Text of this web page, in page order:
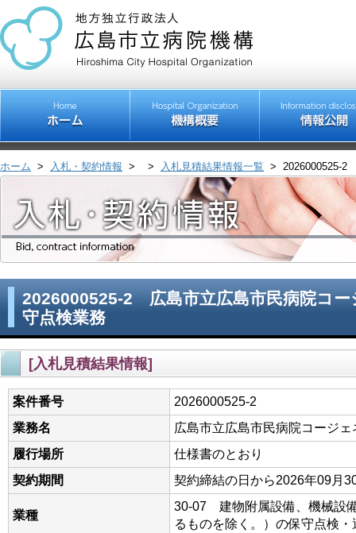
ホーム > 入札・契約情報 > > 入札見積結果情報一覧 > 2026000525-2
2026000525-2 広島市立広島市民病院コ
守点検業務
[入札見積結果情報]
案件番号
2026000525-2
業務名
広島市立広島市民病院コージ
履行場所
仕様書のとおり
契約期間
契約締結の日から2026年09月
業種
30-07 建物附属設備、機械設
るものを除く。）の保守点検・